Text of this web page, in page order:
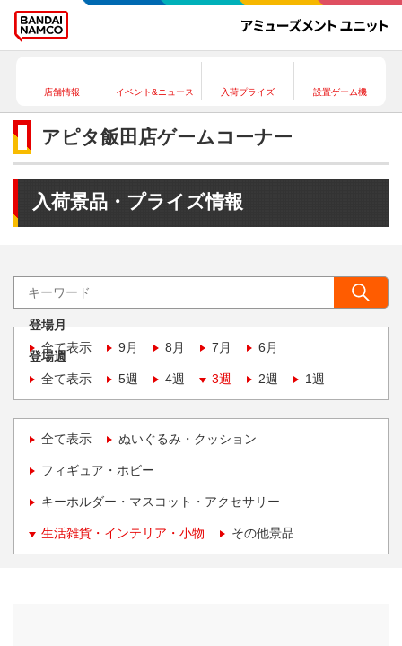
店舗情報 イベント&ニュース 入荷プライズ 設置ゲーム機
アピタ飯田店ゲームコーナー
入荷景品・プライズ情報
登場月
全て表示
9月 8月 7月 6月
登場週
全て表示
5週 4週 3週 2週 1週
全て表示 ぬいぐるみ・クッション
フィギュア・ホビー
キーホルダー・マスコット・アクセサリー
生活雑貨・インテリア・小物 その他景品